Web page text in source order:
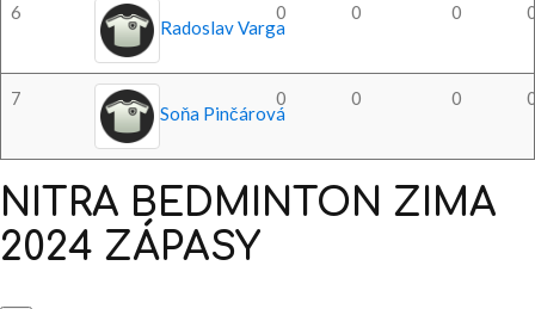
6
Radoslav Varga
0 0 0
7
Soňa Pinčárová
0 0 0
NITRA BEDMINTON ZIMA
2024 ZÁPASY